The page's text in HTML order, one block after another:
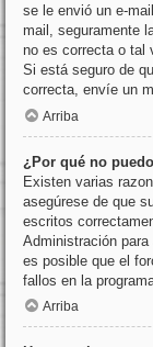
se le envió un e-
mail, seguramente
no es correcta o tal
Si está seguro de
correcta, envíe un
Arriba
¿Por qué no
Existen varias
asegúrese de que
escritos
Administración
es posible que el
fallos en la
Arriba